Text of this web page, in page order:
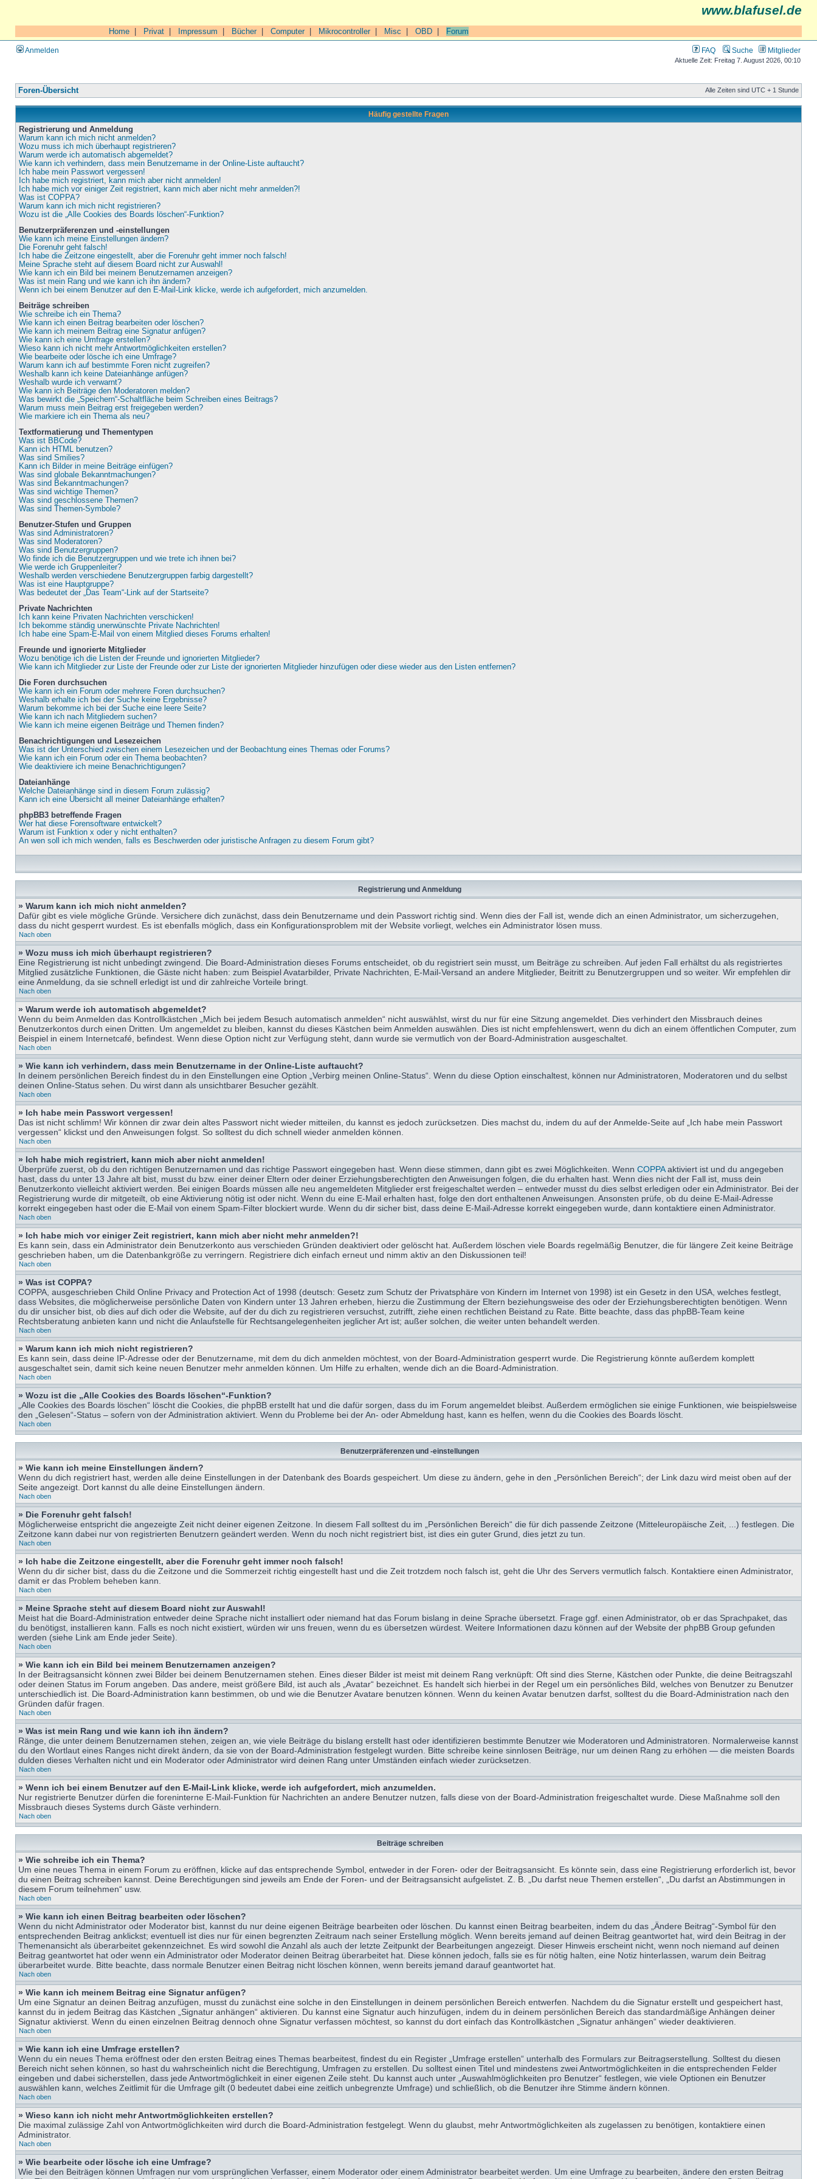
www.blafusel.de
Home Privat Impressum Bücher| Computer| Mikrocontroller| Misc OBD Forum
Anmelden FAQ Suche Mitglieder
Aktuelle Zeit: Freitag 7. August 2026, 00:10
Foren-Übersicht Alle Zeiten sind UTC + 1 Stunde
Häufig gestellte Fragen
Registrierung und Anmeldung
Warum kann ich mich nicht anmelden?
Wozu muss ich mich überhaupt registrieren?
Warum werde ich automatisch abgemeldet?
Wie kann ich verhindern, dass mein Benutzername in der Online-Liste auftaucht?
Ich habe mein Passwort vergessen!
Ich habe mich registriert, kann mich aber nicht anmelden!
Ich habe mich vor einiger Zeit registriert, kann mich aber nicht mehr anmelden?!
Was ist COPPA?
Warum kann ich mich nicht registrieren?
Wozu ist die „Alle Cookies des Boards löschen“-Funktion?
Benutzerpräferenzen und -einstellungen
Wie kann ich meine Einstellungen ändern?
Die Forenuhr geht falsch!
Ich habe die Zeitzone eingestellt, aber die Forenuhr geht immer noch falsch!
Meine Sprache steht auf diesem Board nicht zur Auswahl!
Wie kann ich ein Bild bei meinem Benutzernamen anzeigen?
Was ist mein Rang und wie kann ich ihn ändern?
Wenn ich bei einem Benutzer auf den E-Mail-Link klicke, werde ich aufgefordert, mich anzumelden.
Beiträge schreiben
Wie schreibe ich ein Thema?
Wie kann ich einen Beitrag bearbeiten oder löschen?
Wie kann ich meinem Beitrag eine Signatur anfügen?
Wie kann ich eine Umfrage erstellen?
Wieso kann ich nicht mehr Antwortmöglichkeiten erstellen?
Wie bearbeite oder lösche ich eine Umfrage?
Warum kann ich auf bestimmte Foren nicht zugreifen?
Weshalb kann ich keine Dateianhänge anfügen?
Weshalb wurde ich verwarnt?
Wie kann ich Beiträge den Moderatoren melden?
Was bewirkt die „Speichern“-Schaltfläche beim Schreiben eines Beitrags?
Warum muss mein Beitrag erst freigegeben werden?
Wie markiere ich ein Thema als neu?
Textformatierung und Thementypen
Was ist BBCode?
Kann ich HTML benutzen?
Was sind Smilies?
Kann ich Bilder in meine Beiträge einfügen?
Was sind globale Bekanntmachungen?
Was sind Bekanntmachungen?
Was sind wichtige Themen?
Was sind geschlossene Themen?
Was sind Themen-Symbole?
Benutzer-Stufen und Gruppen
Was sind Administratoren?
Was sind Moderatoren?
Was sind Benutzergruppen?
Wo finde ich die Benutzergruppen und wie trete ich ihnen bei?
Wie werde ich Gruppenleiter?
Weshalb werden verschiedene Benutzergruppen farbig dargestellt?
Was ist eine Hauptgruppe?
Was bedeutet der „Das Team“-Link auf der Startseite?
Private Nachrichten
Ich kann keine Privaten Nachrichten verschicken!
Ich bekomme ständig unerwünschte Private Nachrichten!
Ich habe eine Spam-E-Mail von einem Mitglied dieses Forums erhalten!
Freunde und ignorierte Mitglieder
Wozu benötige ich die Listen der Freunde und ignorierten Mitglieder?
Wie kann ich Mitglieder zur Liste der Freunde oder zur Liste der ignorierten Mitglieder hinzufügen oder diese wieder aus den Listen entfernen?
Die Foren durchsuchen
Wie kann ich ein Forum oder mehrere Foren durchsuchen?
Weshalb erhalte ich bei der Suche keine Ergebnisse?
Warum bekomme ich bei der Suche eine leere Seite?
Wie kann ich nach Mitgliedern suchen?
Wie kann ich meine eigenen Beiträge und Themen finden?
Benachrichtigungen und Lesezeichen
Was ist der Unterschied zwischen einem Lesezeichen und der Beobachtung eines Themas oder Forums?
Wie kann ich ein Forum oder ein Thema beobachten?
Wie deaktiviere ich meine Benachrichtigungen?
Dateianhänge
Welche Dateianhänge sind in diesem Forum zulässig?
Kann ich eine Übersicht all meiner Dateianhänge erhalten?
phpBB3 betreffende Fragen
Wer hat diese Forensoftware entwickelt?
Warum ist Funktion x oder y nicht enthalten?
An wen soll ich mich wenden, falls es Beschwerden oder juristische Anfragen zu diesem Forum gibt?
Registrierung und Anmeldung
» Warum kann ich mich nicht anmelden?
Dafür gibt es viele mögliche Gründe. Versichere dich zunächst, dass dein Benutzername und dein Passwort richtig sind. Wenn dies der Fall ist, wende dich an einen Administrator, um sicherzugehen,
dass du nicht gesperrt wurdest. Es ist ebenfalls möglich, dass ein Konfigurationsproblem mit der Website vorliegt, welches ein Administrator lösen muss.
Nach oben
» Wozu muss ich mich überhaupt registrieren?
Eine Registrierung ist nicht unbedingt zwingend. Die Board-Administration dieses Forums entscheidet, ob du registriert sein musst, um Beiträge zu schreiben. Auf jeden Fall erhältst du als registriertes
Mitglied zusätzliche Funktionen, die Gäste nicht haben: zum Beispiel Avatarbilder, Private Nachrichten, E-Mail-Versand an andere Mitglieder, Beitritt zu Benutzergruppen und so weiter. Wir empfehlen dir
eine Anmeldung, da sie schnell erledigt ist und dir zahlreiche Vorteile bringt.
Nach oben
» Warum werde ich automatisch abgemeldet?
Wenn du beim Anmelden das Kontrollkästchen „Mich bei jedem Besuch automatisch anmelden“ nicht auswählst, wirst du nur für eine Sitzung angemeldet. Dies verhindert den Missbrauch deines
Benutzerkontos durch einen Dritten. Um angemeldet zu bleiben, kannst du dieses Kästchen beim Anmelden auswählen. Dies ist nicht empfehlenswert, wenn du dich an einem öffentlichen Computer, zum
Beispiel in einem Internetcafé, befindest. Wenn diese Option nicht zur Verfügung steht, dann wurde sie vermutlich von der Board-Administration ausgeschaltet.
Nach oben
» Wie kann ich verhindern, dass mein Benutzername in der Online-Liste auftaucht?
In deinem persönlichen Bereich findest du in den Einstellungen eine Option „Verbirg meinen Online-Status“. Wenn du diese Option einschaltest, können nur Administratoren, Moderatoren und du selbst
deinen Online-Status sehen. Du wirst dann als unsichtbarer Besucher gezählt.
Nach oben
» Ich habe mein Passwort vergessen!
Das ist nicht schlimm! Wir können dir zwar dein altes Passwort nicht wieder mitteilen, du kannst es jedoch zurücksetzen. Dies machst du, indem du auf der Anmelde-Seite auf „Ich habe mein Passwort
vergessen“ klickst und den Anweisungen folgst. So solltest du dich schnell wieder anmelden können.
Nach oben
» Ich habe mich registriert, kann mich aber nicht anmelden!
Überprüfe zuerst, ob du den richtigen Benutzernamen und das richtige Passwort eingegeben hast. Wenn diese stimmen, dann gibt es zwei Möglichkeiten. Wenn COPPAaktiviert ist und du angegeben
hast, dass du unter 13 Jahre alt bist, musst du bzw. einer deiner Eltern oder deiner Erziehungsberechtigten den Anweisungen folgen, die du erhalten hast. Wenn dies nicht der Fall ist, muss dein
Benutzerkonto vielleicht aktiviert werden. Bei einigen Boards müssen alle neu angemeldeten Mitglieder erst freigeschaltet werden – entweder musst du dies selbst erledigen oder ein Administrator. Bei der
Registrierung wurde dir mitgeteilt, ob eine Aktivierung nötig ist oder nicht. Wenn du eine E-Mail erhalten hast, folge den dort enthaltenen Anweisungen. Ansonsten prüfe, ob du deine E-Mail-Adresse
korrekt eingegeben hast oder die E-Mail von einem Spam-Filter blockiert wurde. Wenn du dir sicher bist, dass deine E-Mail-Adresse korrekt eingegeben wurde, dann kontaktiere einen Administrator.
Nach oben
» Ich habe mich vor einiger Zeit registriert, kann mich aber nicht mehr anmelden?!
Es kann sein, dass ein Administrator dein Benutzerkonto aus verschieden Gründen deaktiviert oder gelöscht hat. Außerdem löschen viele Boards regelmäßig Benutzer, die für längere Zeit keine Beiträge
geschrieben haben, um die Datenbankgröße zu verringern. Registriere dich einfach erneut und nimm aktiv an den Diskussionen teil!
Nach oben
» Was ist COPPA?
COPPA, ausgeschrieben Child Online Privacy and Protection Act of 1998 (deutsch: Gesetz zum Schutz der Privatsphäre von Kindern im Internet von 1998) ist ein Gesetz in den USA, welches festlegt,
dass Websites, die möglicherweise persönliche Daten von Kindern unter 13 Jahren erheben, hierzu die Zustimmung der Eltern beziehungsweise des oder der Erziehungsberechtigten benötigen. Wenn
du dir unsicher bist, ob dies auf dich oder die Website, auf der du dich zu registrieren versuchst, zutrifft, ziehe einen rechtlichen Beistand zu Rate. Bitte beachte, dass das phpBB-Team keine
Rechtsberatung anbieten kann und nicht die Anlaufstelle für Rechtsangelegenheiten jeglicher Art ist; außer solchen, die weiter unten behandelt werden.
Nach oben
» Warum kann ich mich nicht registrieren?
Es kann sein, dass deine IP-Adresse oder der Benutzername, mit dem du dich anmelden möchtest, von der Board-Administration gesperrt wurde. Die Registrierung könnte außerdem komplett
ausgeschaltet sein, damit sich keine neuen Benutzer mehr anmelden können. Um Hilfe zu erhalten, wende dich an die Board-Administration.
Nach oben
» Wozu ist die „Alle Cookies des Boards löschen“-Funktion?
„Alle Cookies des Boards löschen“ löscht die Cookies, die phpBB erstellt hat und die dafür sorgen, dass du im Forum angemeldet bleibst. Außerdem ermöglichen sie einige Funktionen, wie beispielsweise
den „Gelesen“-Status – sofern von der Administration aktiviert. Wenn du Probleme bei der An- oder Abmeldung hast, kann es helfen, wenn du die Cookies des Boards löscht.
Nach oben
Benutzerpräferenzen und -einstellungen
» Wie kann ich meine Einstellungen ändern?
Wenn du dich registriert hast, werden alle deine Einstellungen in der Datenbank des Boards gespeichert. Um diese zu ändern, gehe in den „Persönlichen Bereich“; der Link dazu wird meist oben auf der
Seite angezeigt. Dort kannst du alle deine Einstellungen ändern.
Nach oben
» Die Forenuhr geht falsch!
Möglicherweise entspricht die angezeigte Zeit nicht deiner eigenen Zeitzone. In diesem Fall solltest du im „Persönlichen Bereich“ die für dich passende Zeitzone (Mitteleuropäische Zeit, ...) festlegen. Die
Zeitzone kann dabei nur von registrierten Benutzern geändert werden. Wenn du noch nicht registriert bist, ist dies ein guter Grund, dies jetzt zu tun.
Nach oben
» Ich habe die Zeitzone eingestellt, aber die Forenuhr geht immer noch falsch!
Wenn du dir sicher bist, dass du die Zeitzone und die Sommerzeit richtig eingestellt hast und die Zeit trotzdem noch falsch ist, geht die Uhr des Servers vermutlich falsch. Kontaktiere einen Administrator,
damit er das Problem beheben kann.
Nach oben
» Meine Sprache steht auf diesem Board nicht zur Auswahl!
Meist hat die Board-Administration entweder deine Sprache nicht installiert oder niemand hat das Forum bislang in deine Sprache übersetzt. Frage ggf. einen Administrator, ob er das Sprachpaket, das
du benötigst, installieren kann. Falls es noch nicht existiert, würden wir uns freuen, wenn du es übersetzen würdest. Weitere Informationen dazu können auf der Website der phpBB Group gefunden
werden (siehe Link am Ende jeder Seite).
Nach oben
» Wie kann ich ein Bild bei meinem Benutzernamen anzeigen?
In der Beitragsansicht können zwei Bilder bei deinem Benutzernamen stehen. Eines dieser Bilder ist meist mit deinem Rang verknüpft: Oft sind dies Sterne, Kästchen oder Punkte, die deine Beitragszahl
oder deinen Status im Forum angeben. Das andere, meist größere Bild, ist auch als „Avatar“ bezeichnet. Es handelt sich hierbei in der Regel um ein persönliches Bild, welches von Benutzer zu Benutzer
unterschiedlich ist. Die Board-Administration kann bestimmen, ob und wie die Benutzer Avatare benutzen können. Wenn du keinen Avatar benutzen darfst, solltest du die Board-Administration nach den
Gründen dafür fragen.
Nach oben
» Was ist mein Rang und wie kann ich ihn ändern?
Ränge, die unter deinem Benutzernamen stehen, zeigen an, wie viele Beiträge du bislang erstellt hast oder identifizieren bestimmte Benutzer wie Moderatoren und Administratoren. Normalerweise kannst
du den Wortlaut eines Ranges nicht direkt ändern, da sie von der Board-Administration festgelegt wurden. Bitte schreibe keine sinnlosen Beiträge, nur um deinen Rang zu erhöhen — die meisten Boards
dulden dieses Verhalten nicht und ein Moderator oder Administrator wird deinen Rang unter Umständen einfach wieder zurücksetzen.
Nach oben
» Wenn ich bei einem Benutzer auf den E-Mail-Link klicke, werde ich aufgefordert, mich anzumelden.
Nur registrierte Benutzer dürfen die foreninterne E-Mail-Funktion für Nachrichten an andere Benutzer nutzen, falls diese von der Board-Administration freigeschaltet wurde. Diese Maßnahme soll den
Missbrauch dieses Systems durch Gäste verhindern.
Nach oben
Beiträge schreiben
» Wie schreibe ich ein Thema?
Um eine neues Thema in einem Forum zu eröffnen, klicke auf das entsprechende Symbol, entweder in der Foren- oder der Beitragsansicht. Es könnte sein, dass eine Registrierung erforderlich ist, bevor
du einen Beitrag schreiben kannst. Deine Berechtigungen sind jeweils am Ende der Foren- und der Beitragsansicht aufgelistet. Z. B. „Du darfst neue Themen erstellen“, „Du darfst an Abstimmungen in
diesem Forum teilnehmen“ usw.
Nach oben
» Wie kann ich einen Beitrag bearbeiten oder löschen?
Wenn du nicht Administrator oder Moderator bist, kannst du nur deine eigenen Beiträge bearbeiten oder löschen. Du kannst einen Beitrag bearbeiten, indem du das „Ändere Beitrag“-Symbol für den
entsprechenden Beitrag anklickst; eventuell ist dies nur für einen begrenzten Zeitraum nach seiner Erstellung möglich. Wenn bereits jemand auf deinen Beitrag geantwortet hat, wird dein Beitrag in der
Themenansicht als überarbeitet gekennzeichnet. Es wird sowohl die Anzahl als auch der letzte Zeitpunkt der Bearbeitungen angezeigt. Dieser Hinweis erscheint nicht, wenn noch niemand auf deinen
Beitrag geantwortet hat oder wenn ein Administrator oder Moderator deinen Beitrag überarbeitet hat. Diese können jedoch, falls sie es für nötig halten, eine Notiz hinterlassen, warum dein Beitrag
überarbeitet wurde. Bitte beachte, dass normale Benutzer einen Beitrag nicht löschen können, wenn bereits jemand darauf geantwortet hat.
Nach oben
» Wie kann ich meinem Beitrag eine Signatur anfügen?
Um eine Signatur an deinen Beitrag anzufügen, musst du zunächst eine solche in den Einstellungen in deinem persönlichen Bereich entwerfen. Nachdem du die Signatur erstellt und gespeichert hast,
kannst du in jedem Beitrag das Kästchen „Signatur anhängen“ aktivieren. Du kannst eine Signatur auch hinzufügen, indem du in deinem persönlichen Bereich das standardmäßige Anhängen deiner
Signatur aktivierst. Wenn du einen einzelnen Beitrag dennoch ohne Signatur verfassen möchtest, so kannst du dort einfach das Kontrollkästchen „Signatur anhängen“ wieder deaktivieren.
Nach oben
» Wie kann ich eine Umfrage erstellen?
Wenn du ein neues Thema eröffnest oder den ersten Beitrag eines Themas bearbeitest, findest du ein Register „Umfrage erstellen“ unterhalb des Formulars zur Beitragserstellung. Solltest du diesen
Bereich nicht sehen können, so hast du wahrscheinlich nicht die Berechtigung, Umfragen zu erstellen. Du solltest einen Titel und mindestens zwei Antwortmöglichkeiten in die entsprechenden Felder
eingeben und dabei sicherstellen, dass jede Antwortmöglichkeit in einer eigenen Zeile steht. Du kannst auch unter „Auswahlmöglichkeiten pro Benutzer“ festlegen, wie viele Optionen ein Benutzer
auswählen kann, welches Zeitlimit für die Umfrage gilt (0 bedeutet dabei eine zeitlich unbegrenzte Umfrage) und schließlich, ob die Benutzer ihre Stimme ändern können.
Nach oben
» Wieso kann ich nicht mehr Antwortmöglichkeiten erstellen?
Die maximal zulässige Zahl von Antwortmöglichkeiten wird durch die Board-Administration festgelegt. Wenn du glaubst, mehr Antwortmöglichkeiten als zugelassen zu benötigen, kontaktiere einen
Administrator.
Nach oben
» Wie bearbeite oder lösche ich eine Umfrage?
Wie bei den Beiträgen können Umfragen nur vom ursprünglichen Verfasser, einem Moderator oder einem Administrator bearbeitet werden. Um eine Umfrage zu bearbeiten, ändere den ersten Beitrag